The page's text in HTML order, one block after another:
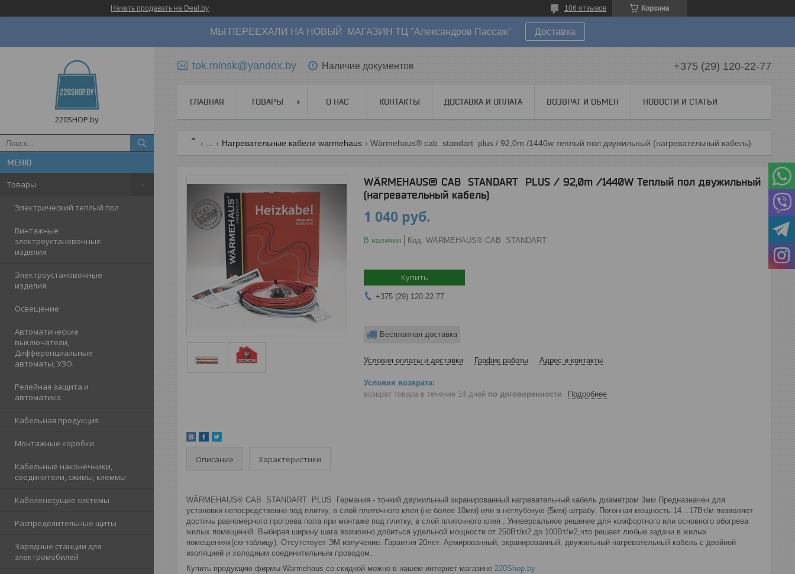
Начать продавать на Deal.by Корзина
106 отзывов
МЫ ПЕРЕЕХАЛИ НА НОВЫЙ МАГАЗИН ТЦ "Александров Пассаж" Доставка
220SHOP.by
Товары
Электрический теплый пол
Винтажные
электроустановочные
изделия
Электроустановочные
изделия
Освещение
Автоматические
выключатели,
Дифференциальные
автоматы, УЗО.
Релейная защита и
автоматика
Кабельная продукция
Монтажные коробки
Кабельные наконечники,
соединители, сжимы, клеммы
Кабеленесущие системы
Распределительные щиты
Зарядные станции для
электромобилей
tok.minsk@yandex.by Наличие документов +375 (29) 120-22-77
ГЛАВНАЯ ТОВАРЫ О НАС КОНТАКТЫ ДОСТАВКА И ОПЛАТА ВОЗВРАТ И ОБМЕН НОВОСТИ И СТАТЬИ
Нагревательные кабели warmehaus Wärmehaus® cab standart plus / 92,0m /1440w теплый пол двужильный (нагревательный кабель)
WÄRMEHAUS® CAB STANDART PLUS / 92,0m /1440W Теплый пол двужильный
(нагревательный кабель)
1 040 руб.
В наличии Код: WÄRMEHAUS® CAB STANDART
Купить
+375 (29) 120-22-77
Бесплатная доставка
Условия оплаты и доставки График работы Адрес и контакты
возврат товара в течение 14 дней по договоренности Подробнее
Описание Характеристики
WÄRMEHAUS® CAB STANDART PLUS Германия - тонкий двужильный экранированный нагревательный кабель диаметром 3мм Предназначен для
установки непосредственно под плитку, в слой плиточного клея (не более 10мм) или в неглубокую (5мм) штрабу. Погонная мощность 14…17Вт/м позволяет
достичь равномерного прогрева пола при монтаже под плитку, в слой плиточного клея . Универсальное решение для комфортного или основного обогрева
жилых помещений. Выбирая ширину шага возможно добиться удельной мощности от 250Вт/м2 до 100Вт/м2,что решает любые задачи в жилых
помещениях(см таблицу). Отсутствует ЭМ излучение. Гарантия 20лет. Армированный, экранированный, двужильный нагревательный кабель с двойной
изоляцией и холодным соединительным проводом.
Купить продукцию фирмы Warmehaus со скидкой можно в нашем интернет магазине 220Shop.by